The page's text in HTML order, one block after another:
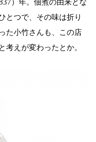
）年。佃煮の由来とな
とつで、その味は折り
た小竹さんも、この店
考えが変わったとか。